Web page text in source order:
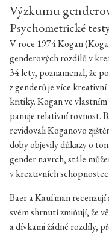
Výzkumu
Psychometrické
V roce 1974 Kogan
genderových rozdílů v
34 lety, poznamenal, že
z genderů je více kreativní
kritiky. Kogan ve vlastním
panuje relativní rovnost.
revidovali Koganovo
doby objevily důkazy o
gender navrch, stále
v kreativních
Baer a Kaufman
svém shrnutí zmiňují, že
a dívkami žádné rozdíly,